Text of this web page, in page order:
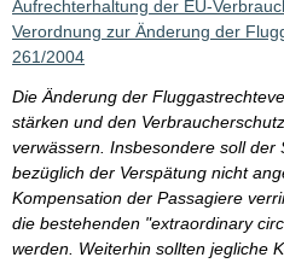
Aufrechterhaltung der EU-
Verordnung zur Änderung der
261/2004
Die Änderung der
stärken und den
verwässern. Insbesondere soll der
bezüglich der Verspätung nicht
Kompensation der Passagiere
die bestehenden "extraordinary
werden. Weiterhin sollten jegliche